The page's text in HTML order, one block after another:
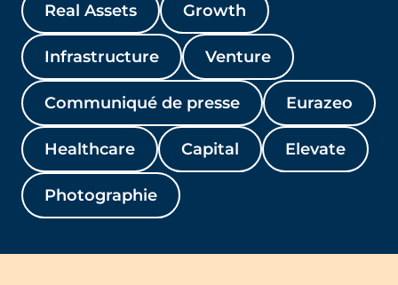
Real Assets Growth
Infrastructure Venture
Communiqué de presse Eurazeo
Healthcare Capital Elevate
Photographie